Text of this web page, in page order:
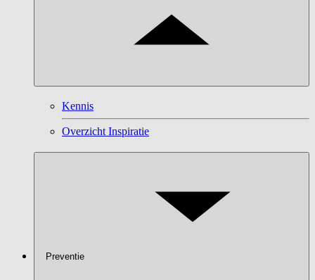
Kennis
Overzicht Inspiratie
Preventie